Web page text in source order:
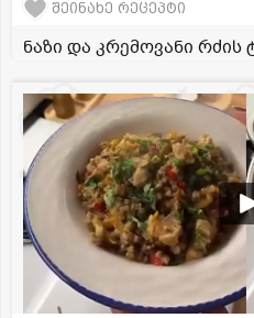
შეინახე რეცეპტი
ნაზი და კრემოვანი რძის